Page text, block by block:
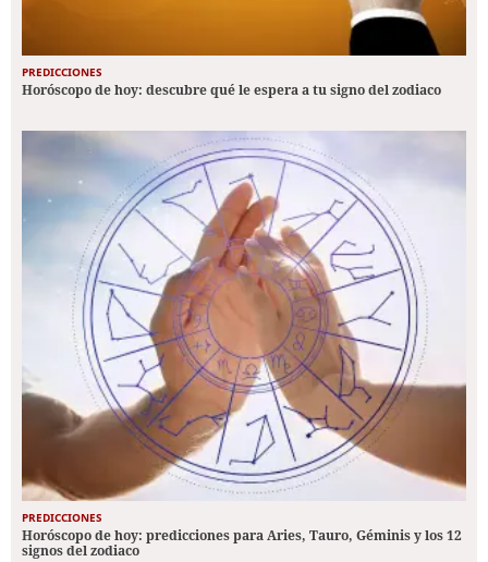
PREDICCIONES
Horóscopo de hoy: descubre qué le espera a tu signo del zodiaco
PREDICCIONES
Horóscopo de hoy: predicciones para Aries, Tauro, Géminis y los 12
signos del zodiaco